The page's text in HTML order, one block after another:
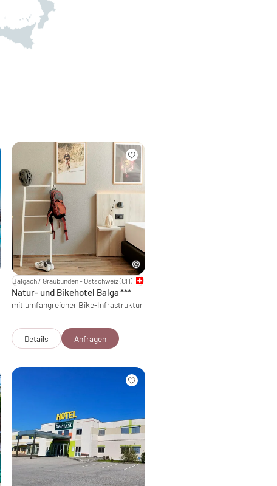
Balgach / Graubünden - Ostschweiz(CH)
Natur- und Bikehotel Balga***
mit umfangreicher Bike-Infrastruktur
Details Anfragen